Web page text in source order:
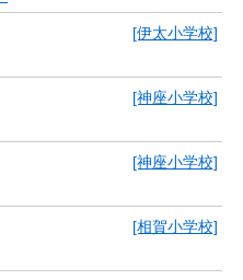
[伊太小学校]
[神座小学校]
[神座小学校]
[相賀小学校]